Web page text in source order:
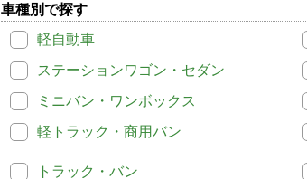
車種別で探す
軽自動車
ステーションワゴン・セダン
ミニバン・ワンボックス
軽トラック・商用バン
トラック・バン